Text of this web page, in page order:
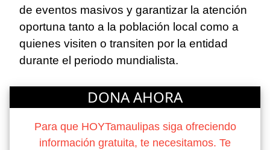
de eventos masivos y garantizar la atención
oportuna tanto a la población local como a
quienes visiten o transiten por la entidad
durante el periodo mundialista.
DONA AHORA
Para que HOYTamaulipas siga ofreciendo
información gratuita, te necesitamos. Te